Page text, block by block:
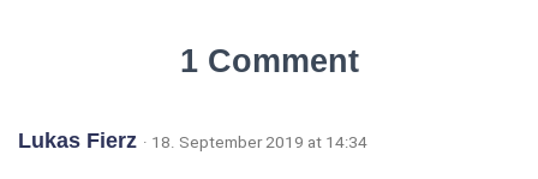
1 Comment
Lukas Fierz · 18. September 2019 at 14:34